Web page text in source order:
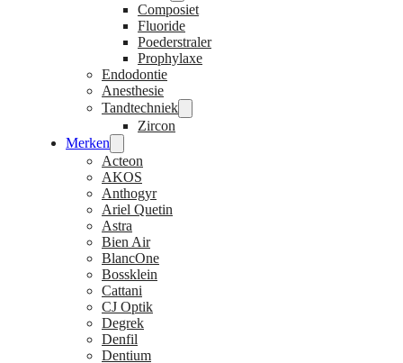
Composiet
Fluoride
Poederstraler
Prophylaxe
Endodontie
Anesthesie
Tandtechniek
Zircon
Merken
Acteon
AKOS
Anthogyr
Ariel Quetin
Astra
Bien Air
BlancOne
Bossklein
Cattani
CJ Optik
Degrek
Denfil
Dentium